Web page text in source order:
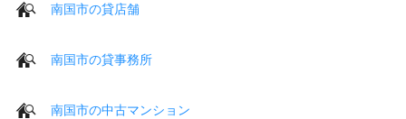
南国市の貸店舗
南国市の貸事務所
南国市の中古マンション